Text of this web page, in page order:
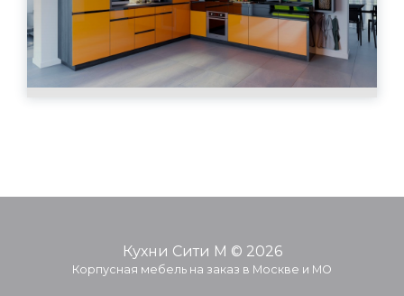
Кухни Сити М © 2026
Корпусная мебель на заказ в Москве и МО